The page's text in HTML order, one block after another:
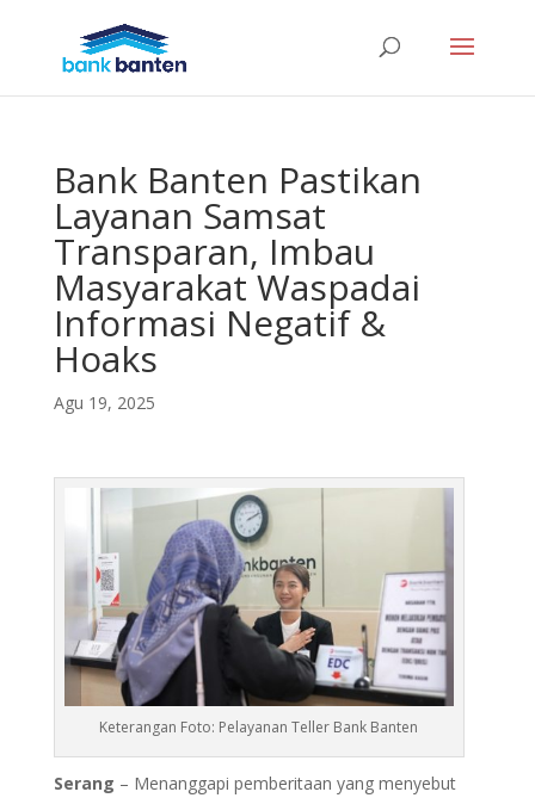
Bank Banten Pastikan
Layanan Samsat
Transparan, Imbau
Masyarakat Waspadai
Informasi Negatif &
Hoaks
Agu 19, 2025
Keterangan Foto: Pelayanan Teller Bank Banten
Serang – Menanggapi pemberitaan yang menyebut